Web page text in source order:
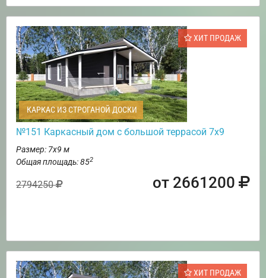
ХИТ ПРОДАЖ
КАРКАС ИЗ СТРОГАНОЙ ДОСКИ
№151 Каркасный дом с большой террасой 7х9
Размер: 7х9 м
Общая площадь: 852
2794250 от 2661200
ХИТ ПРОДАЖ